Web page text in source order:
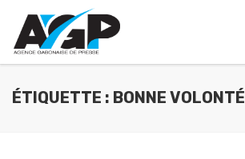
ÉTIQUETTE : BONNE VOLONTÉ